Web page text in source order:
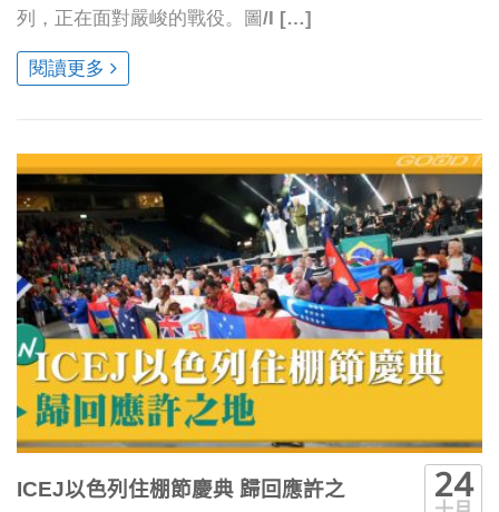
列，正在面對嚴峻的戰役。圖/I […]
閱讀更多
ICEJ以色列住棚節慶典 歸回應許之 24